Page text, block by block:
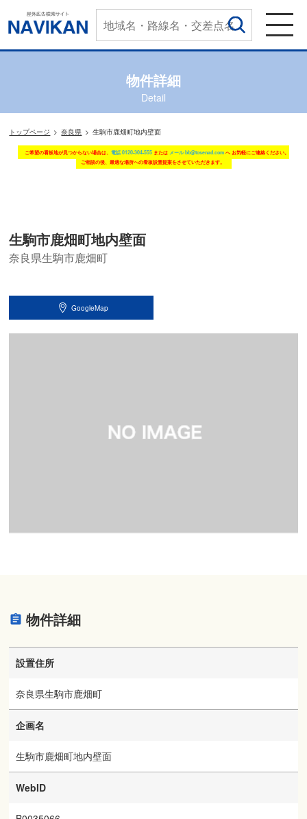
物件詳細
Detail
トップページ 奈良県 生駒市鹿畑町地内壁面
ご希望の看板地が見つからない場合は、 電話 0120-304-555 または メール bb@tosenad.com へ お気軽にご連絡ください。
ご相談の後、最適な場所への看板設置提案をさせていただきます。
生駒市鹿畑町地内壁面
奈良県生駒市鹿畑町
GoogleMap
物件詳細
設置住所
奈良県生駒市鹿畑町
企画名
生駒市鹿畑町地内壁面
WebID